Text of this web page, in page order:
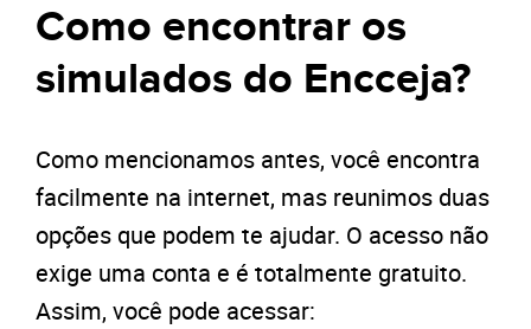
Como encontrar os
simulados do Encceja?
Como mencionamos antes, você encontra
facilmente na internet, mas reunimos duas
opções que podem te ajudar. O acesso não
exige uma conta e é totalmente gratuito.
Assim, você pode acessar: